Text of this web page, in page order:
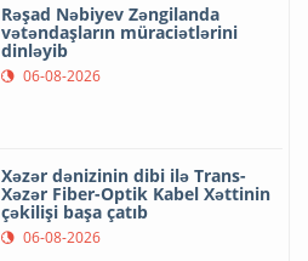
Rəşad Nəbiyev Zəngilanda
vətəndaşların müraciətlərini
dinləyib
06-08-2026
Xəzər dənizinin dibi ilə Trans-
Xəzər Fiber-Optik Kabel Xəttinin
çəkilişi başa çatıb
06-08-2026